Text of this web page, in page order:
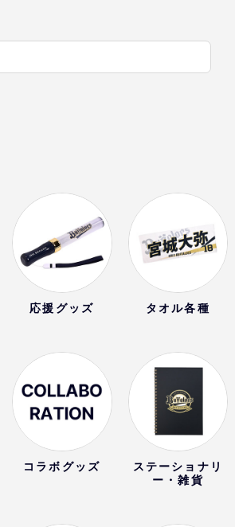
応援グッズ タオル各種
コラボグッズ
ステーショナリ
ー・雑貨